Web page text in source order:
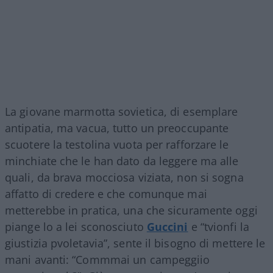
La giovane marmotta sovietica, di esemplare
antipatia, ma vacua, tutto un preoccupante
scuotere la testolina vuota per rafforzare le
minchiate che le han dato da leggere ma alle
quali, da brava mocciosa viziata, non si sogna
affatto di credere e che comunque mai
metterebbe in pratica, una che sicuramente oggi
piange lo a lei sconosciuto Guccini e “tvionfi la
giustizia pvoletavia”, sente il bisogno di mettere le
mani avanti: “Commmai un campeggiio